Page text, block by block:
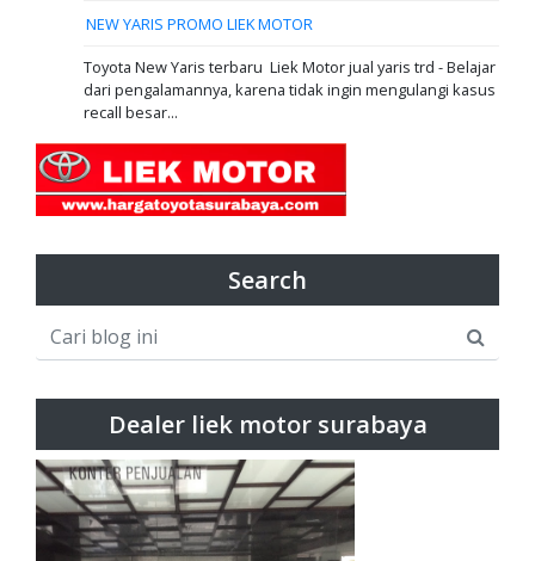
NEW YARIS PROMO LIEK MOTOR
Toyota New Yaris terbaru Liek Motor jual yaris trd - Belajar
dari pengalamannya, karena tidak ingin mengulangi kasus
recall besar...
Search
Dealer liek motor surabaya